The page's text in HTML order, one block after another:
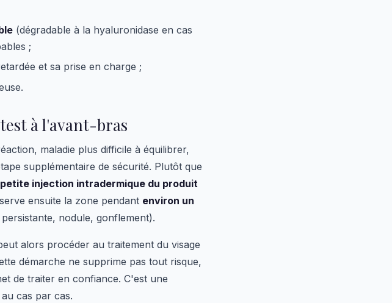
(dégradable à la hyaluronidase en cas
;
et sa prise en charge ;
à l'avant-bras
maladie plus difficile à équilibrer,
supplémentaire de sécurité. Plutôt que
injection intradermique du produit
ensuite la zone pendant environ un
nodule, gonflement).
alors procéder au traitement du visage
démarche ne supprime pas tout risque,
de traiter en confiance. C'est une
cas par cas.